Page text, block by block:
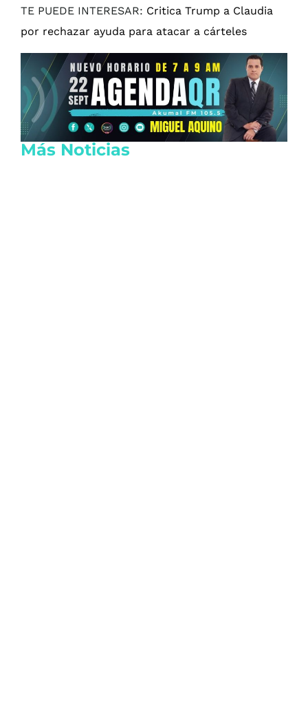
TE PUEDE INTERESAR: Critica Trump a Claudia
por rechazar ayuda para atacar a cárteles
Más Noticias